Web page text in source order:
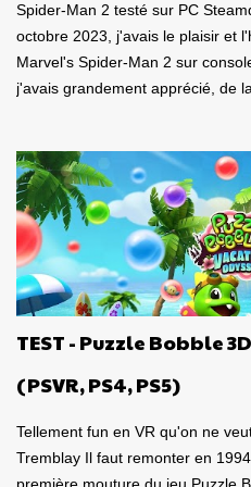
Spider-Man 2 testé sur PC
octobre 2023, j'avais le plaisir et
Marvel's Spider-Man 2 sur
j'avais grandement apprécié, de
Pour revoir mon test, c'est par
nous a contacté il y a deux
version PC, laquelle a vu le jour
tout de suite dit : Ça serait génial
portable! Ouiiii, vous l'aurez
Marvel's Spider-Man 2 PC sur la
Steamdeck . Je me suis dit que
que l'aventure Miles Morales sont
pour la compatibilité St...
TEST - Puzzle Bobble
(PSVR, PS4, PS5)
Tellement fun en VR qu'on ne
Tremblay Il faut remonter en